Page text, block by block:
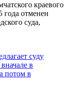
краевого
года отменен
суда,